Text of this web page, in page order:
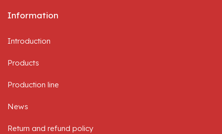
Information
Introduction
Products
Production line
News
Return and refund policy